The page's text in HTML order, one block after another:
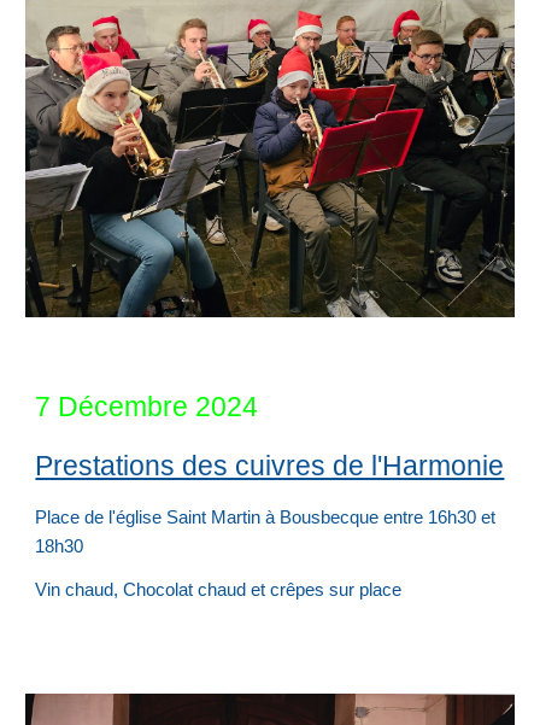
7 Décembre 2024
Prestations des cuivres de l'Harmonie
Place de l'église Saint Martin à Bousbecque entre 16h30 et
18h30
Vin chaud, Chocolat chaud et crêpes sur place